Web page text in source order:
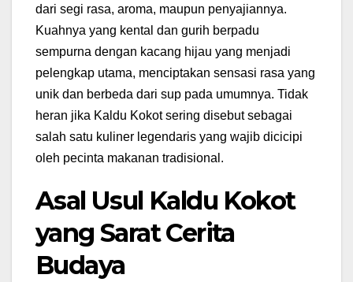
dari segi rasa, aroma, maupun penyajiannya.
Kuahnya yang kental dan gurih berpadu
sempurna dengan kacang hijau yang menjadi
pelengkap utama, menciptakan sensasi rasa yang
unik dan berbeda dari sup pada umumnya. Tidak
heran jika Kaldu Kokot sering disebut sebagai
salah satu kuliner legendaris yang wajib dicicipi
oleh pecinta makanan tradisional.
Asal Usul Kaldu Kokot
yang Sarat Cerita
Budaya